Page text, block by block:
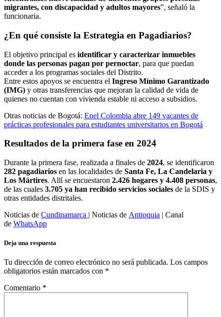
migrantes, con discapacidad y adultos mayores”, señaló la
funcionaria.
¿En qué consiste la Estrategia en Pagadiarios?
El objetivo principal es identificar y caracterizar inmuebles
donde las personas pagan por pernoctar, para que puedan
acceder a los programas sociales del Distrito.
Entre estos apoyos se encuentra el Ingreso Mínimo Garantizado
(IMG) y otras transferencias que mejoran la calidad de vida de
quienes no cuentan con vivienda estable ni acceso a subsidios.
Otras noticias de Bogotá: Enel Colombia abre 149 vacantes de
prácticas profesionales para estudiantes universitarios en Bogotá
Resultados de la primera fase en 2024
Durante la primera fase, realizada a finales de 2024, se identificaron
282 pagadiarios en las localidades de Santa Fe, La Candelaria y
Los Mártires. Allí se encuestaron 2.426 hogares y 4.408 personas,
de las cuales 3.705 ya han recibido servicios sociales de la SDIS y
otras entidades distritales.
Noticias de Cundinamarca | Noticias de Antioquia | Canal
de WhatsApp
Deja una respuesta
Tu dirección de correo electrónico no será publicada. Los campos
obligatorios están marcados con *
Comentario *